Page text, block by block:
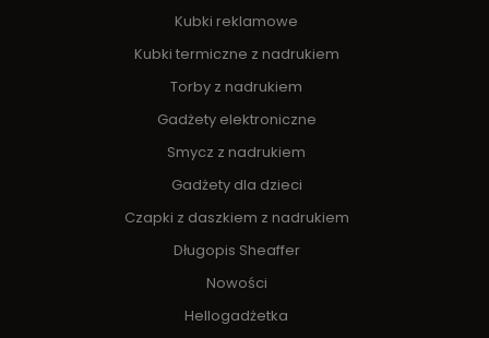
Kubki reklamowe
Kubki termiczne z nadrukiem
Torby z nadrukiem
Gadżety elektroniczne
Smycz z nadrukiem
Gadżety dla dzieci
Czapki z daszkiem z nadrukiem
Długopis Sheaffer
Nowości
Hellogadżetka